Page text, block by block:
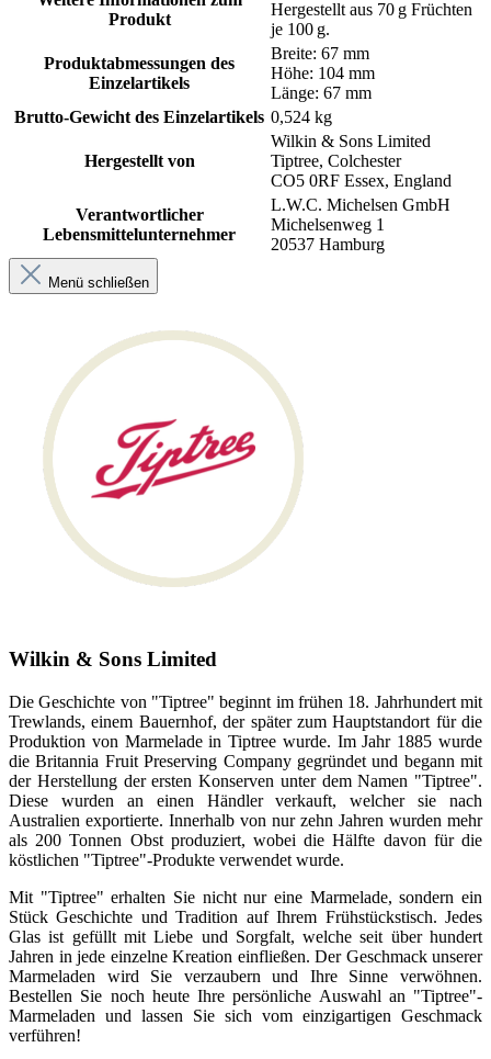
Produkt
Hergestellt aus 70 g Früchten
je 100 g.
Produktabmessungen des
Einzelartikels
Breite: 67 mm
Höhe: 104 mm
Länge: 67 mm
Brutto-Gewicht des Einzelartikels 0,524 kg
Hergestellt von
Wilkin & Sons Limited
Tiptree, Colchester
CO5 0RF Essex, England
Verantwortlicher
Lebensmittelunternehmer
L.W.C. Michelsen GmbH
Michelsenweg 1
20537 Hamburg
Menü schließen
Wilkin & Sons Limited
Die Geschichte von "Tiptree" beginnt im frühen 18. Jahrhundert mit
Trewlands, einem Bauernhof, der später zum Hauptstandort für die
Produktion von Marmelade in Tiptree wurde. Im Jahr 1885 wurde
die Britannia Fruit Preserving Company gegründet und begann mit
der Herstellung der ersten Konserven unter dem Namen "Tiptree".
Diese wurden an einen Händler verkauft, welcher sie nach
Australien exportierte. Innerhalb von nur zehn Jahren wurden mehr
als 200 Tonnen Obst produziert, wobei die Hälfte davon für die
köstlichen "Tiptree"-Produkte verwendet wurde.
Mit "Tiptree" erhalten Sie nicht nur eine Marmelade, sondern ein
Stück Geschichte und Tradition auf Ihrem Frühstückstisch. Jedes
Glas ist gefüllt mit Liebe und Sorgfalt, welche seit über hundert
Jahren in jede einzelne Kreation einfließen. Der Geschmack unserer
Marmeladen wird Sie verzaubern und Ihre Sinne verwöhnen.
Bestellen Sie noch heute Ihre persönliche Auswahl an "Tiptree"-
Marmeladen und lassen Sie sich vom einzigartigen Geschmack
verführen!